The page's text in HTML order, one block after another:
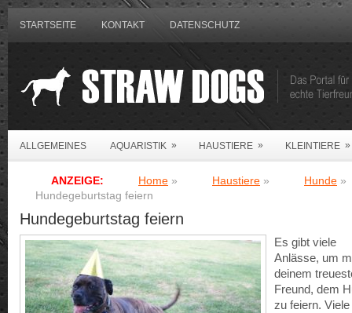
STARTSEITE KONTAKT DATENSCHUTZ
ALLGEMEINES AQUARISTIK » HAUSTIERE » KLEINTIERE »
ANZEIGE: Home » Haustiere » Hunde »
Hundegeburtstag feiern
Hundegeburtstag feiern
Es gibt viele
Anlässe, um
deinem
Freund, dem
zu feiern. Viele